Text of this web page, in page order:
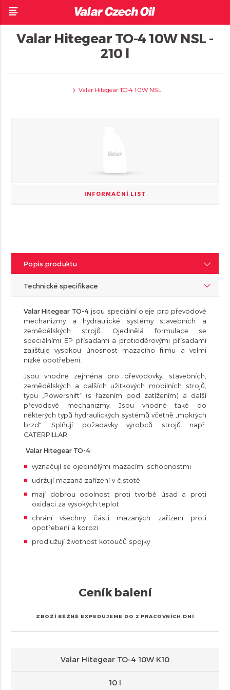
Valar Hitegear TO-4 10W NSL -
210 l
Valar Hitegear TO-4 10W NSL
INFORMAČNÍ LIST
Popis produktu
Technické specifikace
Valar Hitegear TO-4 jsou speciální oleje pro převodové
mechanizmy a hydraulické systémy stavebních a
zemědělských strojů. Ojedinělá formulace se
speciálními EP přísadami a protioděrovými přísadami
zajišťuje vysokou únosnost mazacího filmu a velmi
nízké opotřebení.
Jsou vhodné zejména pro převodovky, stavebních,
zemědělských a dalších užitkových mobilních strojů,
typu „Powershift“ (s řazením pod zatížením) a další
převodové mechanizmy. Jsou vhodné také do
některých typů hydraulických systémů včetně „mokrých
brzd“. Splňují požadavky výrobců strojů např.
CATERPILLAR.
Valar Hitegear TO-4:
vyznačují se ojedinělými mazacími schopnostmi
udržují mazaná zařízení v čistotě
mají dobrou odolnost proti tvorbě úsad a proti
oxidaci za vysokých teplot
chrání všechny části mazaných zařízení proti
opotřebení a korozi
prodlužují životnost kotoučů spojky
Ceník balení
ZBOŽÍ BĚŽNĚ EXPEDUJEME DO 2 PRACOVNÍCH DNÍ
Valar Hitegear TO-4 10W K10
10 l